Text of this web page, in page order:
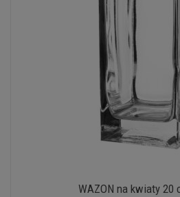
WAZON na kwiaty 20